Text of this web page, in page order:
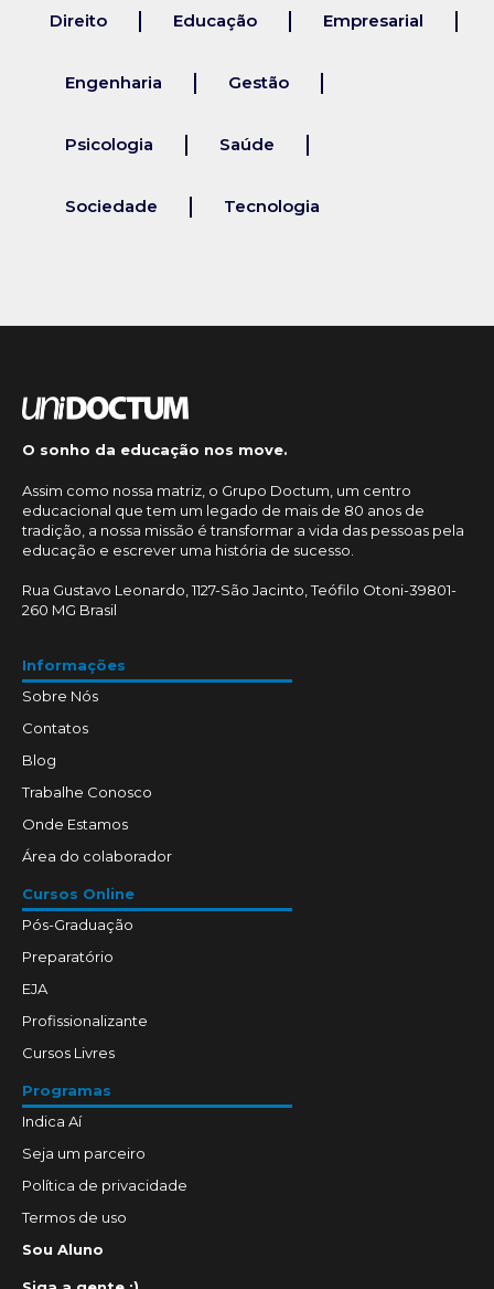
Direito Educação Empresarial
Engenharia Gestão
Psicologia Saúde
Sociedade Tecnologia
O sonho da educação nos move.
Assim como nossa matriz, o Grupo Doctum, um centro
educacional que tem um legado de mais de 80 anos de
tradição, a nossa missão é transformar a vida das pessoas pela
educação e escrever uma história de sucesso.
Rua Gustavo Leonardo, 1127-São Jacinto, Teófilo Otoni-39801-
260 MG Brasil
Informações
Sobre Nós
Contatos
Blog
Trabalhe Conosco
Onde Estamos
Área do colaborador
Cursos Online
Pós-Graduação
Preparatório
EJA
Profissionalizante
Cursos Livres
Programas
Indica Aí
Seja um parceiro
Política de privacidade
Termos de uso
Sou Aluno